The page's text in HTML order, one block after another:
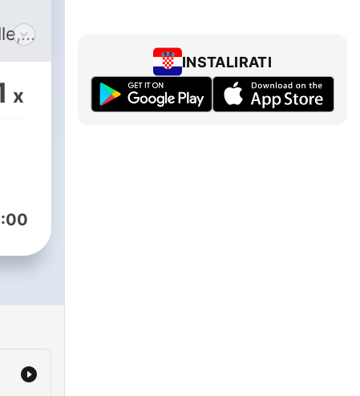
il
et
le
x
INSTALIRATI